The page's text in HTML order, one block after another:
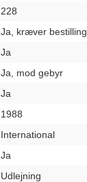
228
Ja, kræver bestilling
Ja
Ja, mod gebyr
Ja
1988
International
Ja
Udlejning